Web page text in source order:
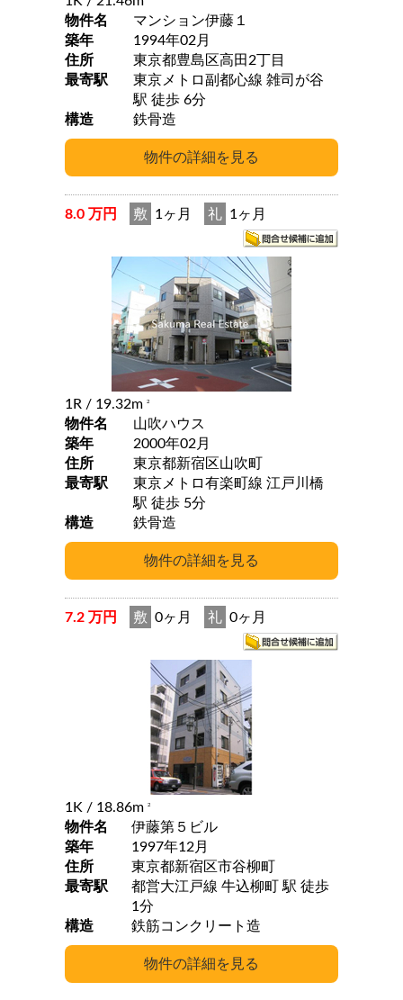
物件名
マンション伊藤１
築年
1994年02月
住所
東京都豊島区高田2丁目
最寄駅
東京メトロ副都心線 雑司が谷
駅 徒歩 6分
構造
鉄骨造
8.0 万円 敷 1ヶ月 礼 1ヶ月
1R / 19.32m 2
物件名
山吹ハウス
築年
2000年02月
住所
東京都新宿区山吹町
最寄駅
東京メトロ有楽町線 江戸川橋
駅 徒歩 5分
構造
鉄骨造
7.2 万円 敷 0ヶ月 礼 0ヶ月
1K / 18.86m 2
物件名
伊藤第５ビル
築年
1997年12月
住所
東京都新宿区市谷柳町
最寄駅
都営大江戸線 牛込柳町 駅 徒歩
1分
構造
鉄筋コンクリート造